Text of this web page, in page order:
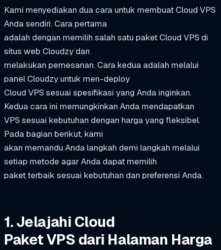
Kami menyediakan dua cara untuk membuat Cloud VPS
Anda sendiri. Cara pertama
adalah dengan memilih salah satu paket Cloud VPS di
situs web Cloudzy dan
melakukan pemesanan. Cara kedua adalah melalui
panel Cloudzy untuk men-deploy
Cloud VPS sesuai spesifikasi yang Anda inginkan.
Kedua cara ini memungkinkan Anda mendapatkan
VPS sesuai kebutuhan dengan harga yang fleksibel.
Pada bagian berikut, kami
akan memandu Anda langkah demi langkah melalui
setiap metode agar Anda dapat memilih
paket terbaik sesuai kebutuhan dan preferensi Anda.
1. Jelajahi Cloud
Paket VPS dari Halaman Harga